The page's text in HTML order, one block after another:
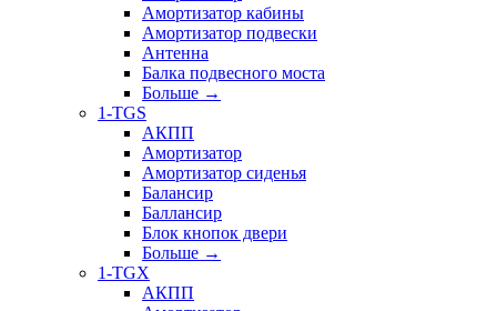
Амортизатор кабины
Амортизатор подвески
Антенна
Балка подвесного моста
Больше →
1-TGS
АКПП
Амортизатор
Амортизатор сиденья
Балансир
Баллансир
Блок кнопок двери
Больше →
1-TGX
АКПП